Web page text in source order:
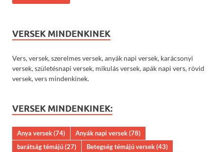
VERSEK MINDENKINEK
Vers, versek, szerelmes versek, anyák napi versek, karácsonyi
versek, születésnapi versek, mikulás versek, apák napi vers, rövid
versek, vers mindenkinek.
VERSEK MINDENKINEK:
Anya versek(74) Anyák napi versek(78)
barátság témájú(27) Betegség témájú versek(43)